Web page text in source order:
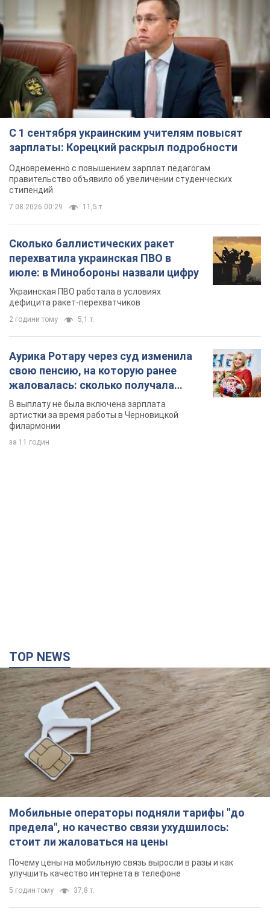
С 1 сентября украинским учителям повысят
зарплаты: Корецкий раскрыл подробности
Одновременно с повышением зарплат педагогам
правительство объявило об увеличении студенческих
стипендий
7.08.2026 00:29 11,5 т.
Сколько баллистических ракет
перехватила украинская ПВО в
июле: в Минобороны назвали цифру
Украинская ПВО работала в условиях
дефицита ракет-перехватчиков
2 години тому 5,1 т.
Аурика Ротару через суд изменила
свою пенсию, на которую ранее
жаловалась: сколько получала
певица
В выплату не была включена зарплата
артистки за время работы в Черновицкой
филармонии
за 11 годин
TOP NEWS
Мобильные операторы подняли тарифы "до
предела", но качество связи ухудшилось:
стоит ли жаловаться на цены
Почему цены на мобильную связь выросли в разы и как
улучшить качество интернета в телефоне
5 годин тому 37,8 т.